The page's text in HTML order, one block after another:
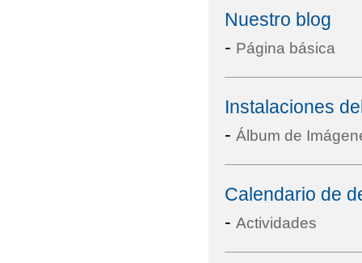
Nuestro blog
- Página básica
Instalaciones
- Álbum de
Calendario de
- Actividades